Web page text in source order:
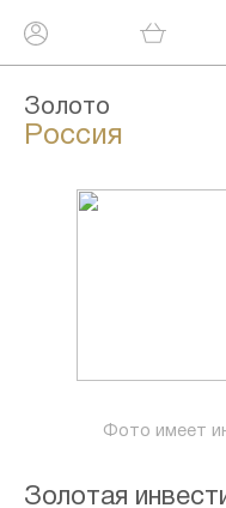
Золото
Россия
Фото имеет
Золотая